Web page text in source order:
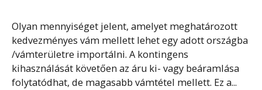
Olyan mennyiséget jelent, amelyet meghatározott
kedvezményes vám mellett lehet egy adott országba
/vámterületre importálni. A kontingens
kihasználását követően az áru ki- vagy beáramlása
folytatódhat, de magasabb vámtétel mellett. Ez a...